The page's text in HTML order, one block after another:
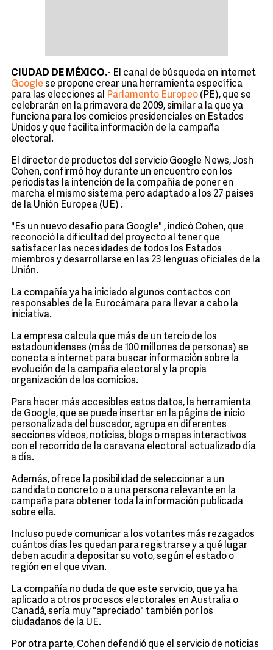
CIUDAD DE MÉXICO.- El canal de búsqueda en internet
Google se propone crear una herramienta específica
para las elecciones al
Parlamento Europeo (PE), que se
celebrarán en la primavera de 2009, similar a la que ya
funciona para los comicios presidenciales en Estados
Unidos y que facilita información de la campaña
electoral.
El director de productos del servicio Google News, Josh
Cohen, confirmó hoy durante un encuentro con los
periodistas la intención de la compañía de poner en
marcha el mismo sistema pero adaptado a los 27 países
de la Unión Europea (UE) .
"Es un nuevo desafío para Google" , indicó Cohen, que
reconoció la dificultad del proyecto al tener que
satisfacer las necesidades de todos los Estados
miembros y desarrollarse en las 23 lenguas oficiales de la
Unión.
La compañía ya ha iniciado algunos contactos con
responsables de la Eurocámara para llevar a cabo la
iniciativa.
La empresa calcula que más de un tercio de los
estadounidenses (más de 100 millones de personas) se
conecta a internet para buscar información sobre la
evolución de la campaña electoral y la propia
organización de los comicios.
Para hacer más accesibles estos datos, la herramienta
de Google, que se puede insertar en la página de inicio
personalizada del buscador, agrupa en diferentes
secciones vídeos, noticias, blogs o mapas interactivos
con el recorrido de la caravana electoral actualizado día
a día.
Además, ofrece la posibilidad de seleccionar a un
candidato concreto o a una persona relevante en la
campaña para obtener toda la información publicada
sobre ella.
Incluso puede comunicar a los votantes más rezagados
cuántos días les quedan para registrarse y a qué lugar
deben acudir a depositar su voto, según el estado o
región en el que vivan.
La compañía no duda de que este servicio, que ya ha
aplicado a otros procesos electorales en Australia o
Canadá, sería muy "apreciado" también por los
ciudadanos de la UE.
Por otra parte, Cohen defendió que el servicio de noticias